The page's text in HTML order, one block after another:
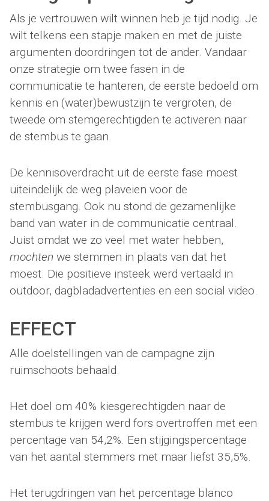
Als je vertrouwen wilt winnen heb je tijd nodig. Je
wilt telkens een stapje maken en met de juiste
argumenten doordringen tot de ander. Vandaar
onze strategie om twee fasen in de
communicatie te hanteren, de eerste bedoeld om
kennis en (water)bewustzijn te vergroten, de
tweede om stemgerechtigden te activeren naar
de stembus te gaan.
De kennisoverdracht uit de eerste fase moest
uiteindelijk de weg plaveien voor de
stembusgang. Ook nu stond de gezamenlijke
band van water in de communicatie centraal.
Juist omdat we zo veel met water hebben,
mochten we stemmen in plaats van dat het
moest. Die positieve insteek werd vertaald in
outdoor, dagbladadvertenties en een social video.
EFFECT
Alle doelstellingen van de campagne zijn
ruimschoots behaald.
Het doel om 40% kiesgerechtigden naar de
stembus te krijgen werd fors overtroffen met een
percentage van 54,2%. Een stijgingspercentage
van het aantal stemmers met maar liefst 35,5%.
Het terugdringen van het percentage blanco